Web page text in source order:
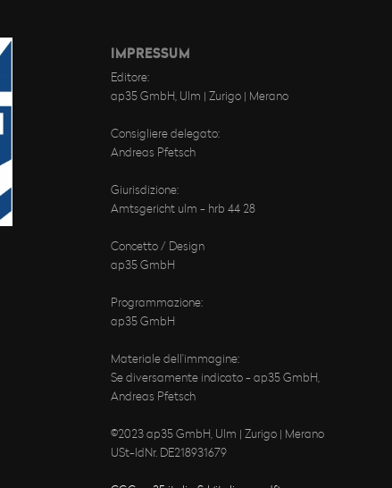
IMPRESSUM
Editore:
ap35 GmbH, Ulm | Zurigo | Merano
Consigliere delegato:
Andreas Pfetsch
Giurisdizione:
Amtsgericht ulm - hrb 44 28
Concetto / Design
ap35 GmbH
Programmazione:
ap35 GmbH
Materiale dell'immagine:
Se diversamente indicato - ap35 GmbH,
Andreas Pfetsch
©2023 ap35 GmbH, Ulm | Zurigo | Merano
USt-IdNr. DE218931679